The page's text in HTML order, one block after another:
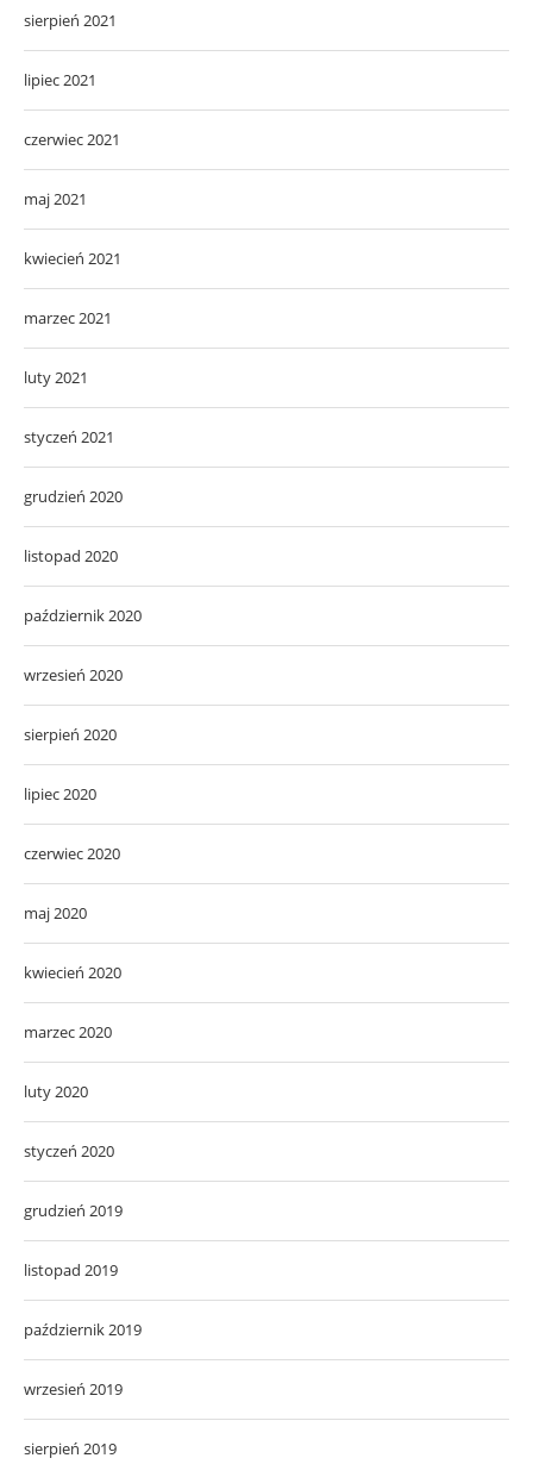
sierpień 2021
lipiec 2021
czerwiec 2021
maj 2021
kwiecień 2021
marzec 2021
luty 2021
styczeń 2021
grudzień 2020
listopad 2020
październik 2020
wrzesień 2020
sierpień 2020
lipiec 2020
czerwiec 2020
maj 2020
kwiecień 2020
marzec 2020
luty 2020
styczeń 2020
grudzień 2019
listopad 2019
październik 2019
wrzesień 2019
sierpień 2019